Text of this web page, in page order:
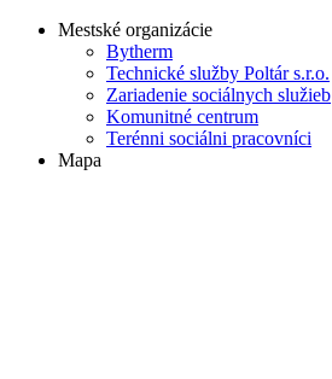
Mestské organizácie
Bytherm
Technické služby Poltár s.r.o.
Zariadenie sociálnych služieb
Komunitné centrum
Terénni sociálni pracovníci
Mapa